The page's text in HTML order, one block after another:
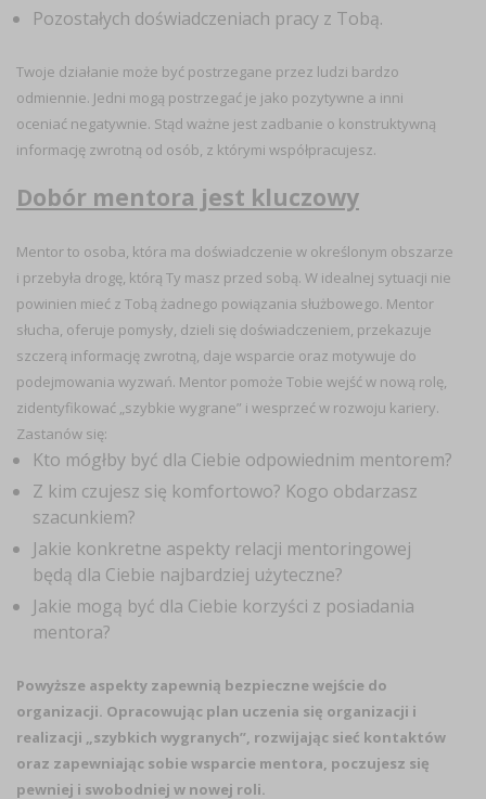
Pozostałych doświadczeniach pracy z Tobą.
Twoje działanie może być postrzegane przez ludzi bardzo
odmiennie. Jedni mogą postrzegać je jako pozytywne a inni
oceniać negatywnie. Stąd ważne jest zadbanie o konstruktywną
informację zwrotną od osób, z którymi współpracujesz.
Dobór mentora jest kluczowy
Mentor to osoba, która ma doświadczenie w określonym obszarze
i przebyła drogę, którą Ty masz przed sobą. W idealnej sytuacji nie
powinien mieć z Tobą żadnego powiązania służbowego. Mentor
słucha, oferuje pomysły, dzieli się doświadczeniem, przekazuje
szczerą informację zwrotną, daje wsparcie oraz motywuje do
podejmowania wyzwań. Mentor pomoże Tobie wejść w nową rolę,
zidentyfikować „szybkie wygrane” i wesprzeć w rozwoju kariery.
Zastanów się:
Kto mógłby być dla Ciebie odpowiednim mentorem?
Z kim czujesz się komfortowo? Kogo obdarzasz
szacunkiem?
Jakie konkretne aspekty relacji mentoringowej
będą dla Ciebie najbardziej użyteczne?
Jakie mogą być dla Ciebie korzyści z posiadania
mentora?
Powyższe aspekty zapewnią bezpieczne wejście do
organizacji. Opracowując plan uczenia się organizacji i
realizacji „szybkich wygranych”, rozwijając sieć kontaktów
oraz zapewniając sobie wsparcie mentora, poczujesz się
pewniej i swobodniej w nowej roli.